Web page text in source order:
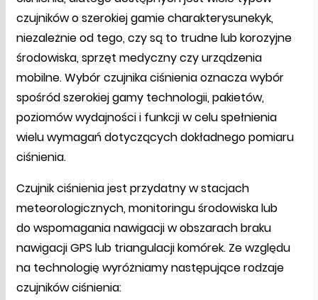
czujników o szerokiej gamie charakterysunekyk,
niezależnie od tego, czy są to trudne lub korozyjne
środowiska, sprzęt medyczny czy urządzenia
mobilne. Wybór czujnika ciśnienia oznacza wybór
spośród szerokiej gamy technologii, pakietów,
poziomów wydajności i funkcji w celu spełnienia
wielu wymagań dotyczących dokładnego pomiaru
ciśnienia.
Czujnik ciśnienia jest przydatny w stacjach
meteorologicznych, monitoringu środowiska lub
do wspomagania nawigacji w obszarach braku
nawigacji GPS lub triangulacji komórek. Ze względu
na technologię wyróżniamy następujące rodzaje
czujników ciśnienia: